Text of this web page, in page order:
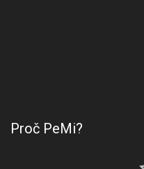
Proč PeMi?